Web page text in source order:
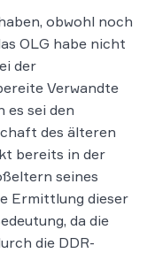
obwohl noch
OLG habe nicht
der
Verwandte
es sei den
des älteren
bereits in der
seines
Ermittlung dieser
da die
die DDR-